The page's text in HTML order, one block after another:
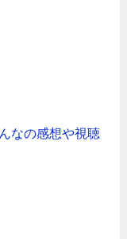
なの感想や視聴